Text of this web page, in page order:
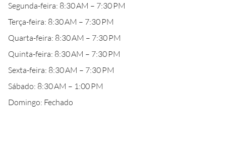
Segunda-feira: 8:30 AM – 7:30 PM
Terça-feira: 8:30 AM – 7:30 PM
Quarta-feira: 8:30 AM – 7:30 PM
Quinta-feira: 8:30 AM – 7:30 PM
Sexta-feira: 8:30 AM – 7:30 PM
Sábado: 8:30 AM – 1:00 PM
Domingo: Fechado